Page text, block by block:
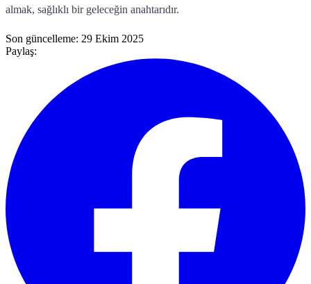
almak, sağlıklı bir geleceğin anahtarıdır.
Son güncelleme: 29 Ekim 2025
Paylaş: